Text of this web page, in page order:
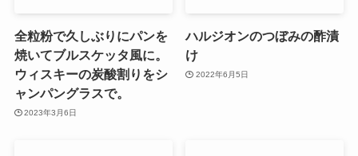
全粒粉で久しぶりにパンを
焼いてブルスケッタ風に。
ウィスキーの炭酸割りをシ
ャンパングラスで。
2023年3月6日
ハルジオンのつぼみの酢漬
け
2022年6月5日